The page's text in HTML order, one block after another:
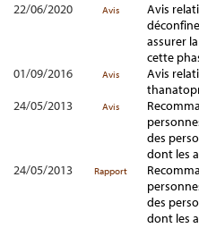
22/06/2020
Avis
Avis
assurer
cette
01/09/2016
Avis
Avis
24/05/2013
Avis
des
dont les
24/05/2013
Rapport
des
dont les